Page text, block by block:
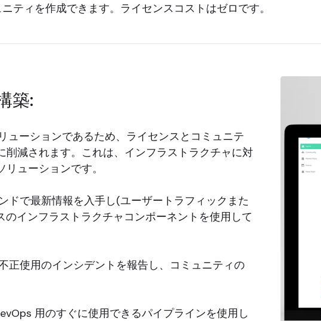
ティを作成できます。ライセンスコストはゼロです。
築:
ューションであるため、ライセンスとコミュニテ
削減されます。これは、インフラストラクチャに対
ューションです。
ドで最新情報を入手し(ユーザートラフィックまた
のインフラストラクチャコンポーネントを使用して
正使用のインシデントを報告し、コミュニティの
用のすぐに使用できるパイプラインを使用し